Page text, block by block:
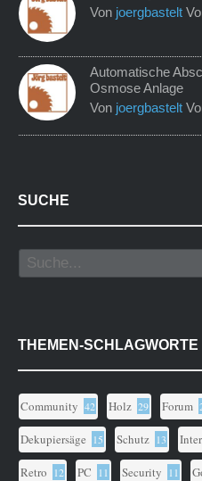
Von joergbastelt
Automatische
Osmose Anlage
Von joergbastelt
SUCHE
THEMEN-SCHLAGWORTE
Community 42 Holz 29 Forum
Dekupiersäge 15 Schutz 13
Retro 12 PC 11 Security 11